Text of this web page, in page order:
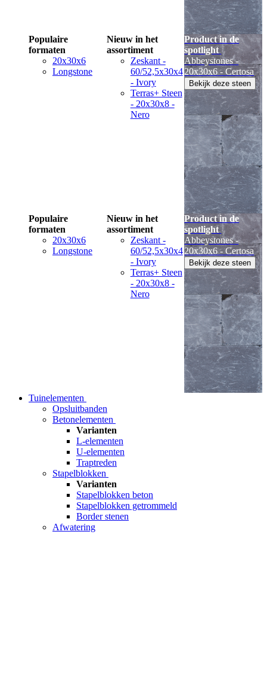
Populaire
formaten
20x30x6
Longstone
Nieuw in het
assortiment
Zeskant -
60/52,5x30x4
- Ivory
Terras+ Steen
- 20x30x8 -
Nero
Product in de
spotlight
Abbeystones -
20x30x6 - Certosa
Bekijk deze steen
Populaire
formaten
20x30x6
Longstone
Nieuw in het
assortiment
Zeskant -
60/52,5x30x4
- Ivory
Terras+ Steen
- 20x30x8 -
Nero
Product in de
spotlight
Abbeystones -
20x30x6 - Certosa
Bekijk deze steen
Tuinelementen
Opsluitbanden
Betonelementen
Varianten
L-elementen
U-elementen
Traptreden
Stapelblokken
Varianten
Stapelblokken beton
Stapelblokken getrommeld
Border stenen
Afwatering